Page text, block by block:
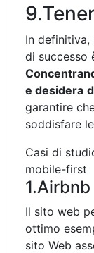
In
di successo
e desidera
garantire
soddisfare
Casi di
mobile-first
1.Airbnb
Il sito web
ottimo
sito Web